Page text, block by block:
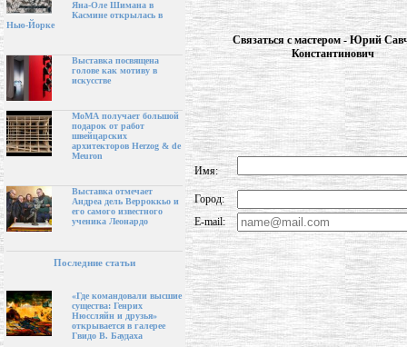
Яна-Оле Шимана в
Касмине открылась в
Нью-Йорке
Выставка посвящена
голове как мотиву в
искусстве
МоМА получает большой
подарок от работ
швейцарских
архитекторов Herzog & de
Meuron
Выставка отмечает
Андреа дель Верроккьо и
его самого известного
ученика Леонардо
Последние статьи
«Где командовали высшие
существа: Генрих
Нюссляйн и друзья»
открывается в галерее
Гвидо В. Баудаха
Связаться с мастером - Юрий
Константинович
Имя:
Город:
E-mail: